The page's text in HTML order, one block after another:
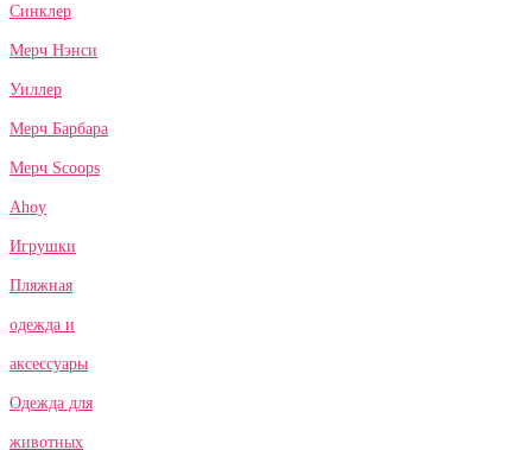
Синклер
Мерч Нэнси
Уиллер
Мерч Барбара
Мерч Scoops
Ahoy
Игрушки
Пляжная
одежда и
аксессуары
Одежда для
животных